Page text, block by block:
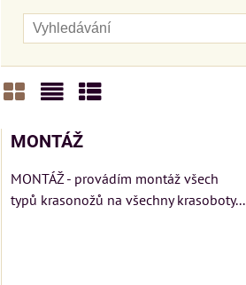
MřížkaSeznamTabulka
MONTÁŽ
MONTÁŽ - provádím montáž všech
typů krasonožů na všechny krasoboty...